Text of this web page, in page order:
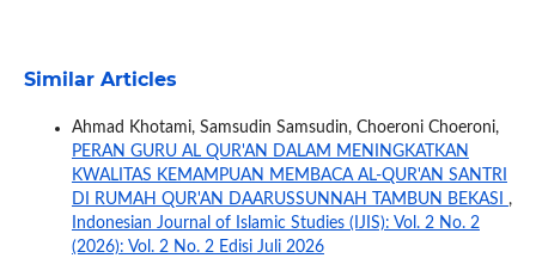
Similar Articles
Ahmad Khotami, Samsudin Samsudin, Choeroni Choeroni,
PERAN GURU AL QUR'AN DALAM MENINGKATKAN
KWALITAS KEMAMPUAN MEMBACA AL-QUR'AN SANTRI
DI RUMAH QUR'AN DAARUSSUNNAH TAMBUN BEKASI ,
Indonesian Journal of Islamic Studies (IJIS): Vol. 2 No. 2
(2026): Vol. 2 No. 2 Edisi Juli 2026